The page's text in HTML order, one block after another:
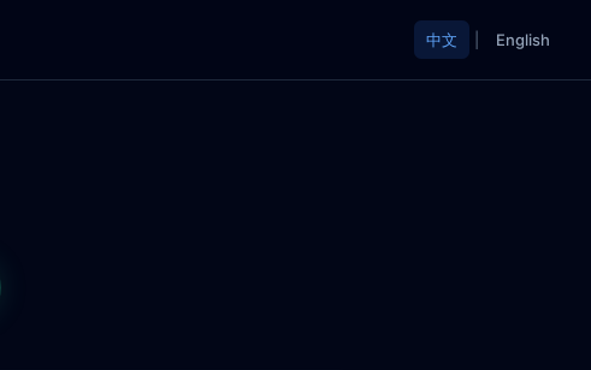
中文 English